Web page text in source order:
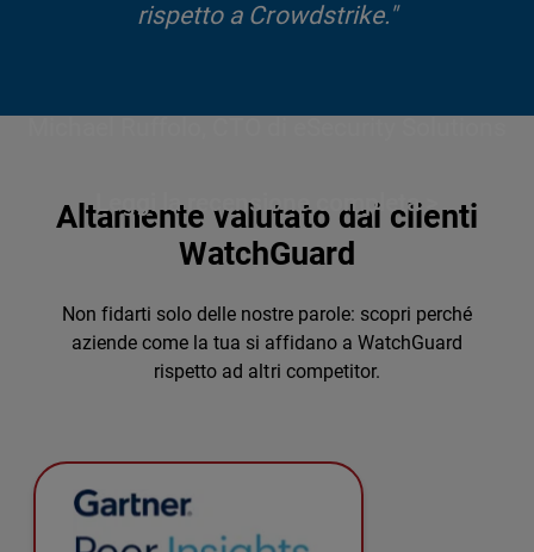
rispetto a Crowdstrike."
Leggi la recensione completa >
Altamente valutato dai clienti
WatchGuard
Non fidarti solo delle nostre parole: scopri perché
aziende come la tua si affidano a WatchGuard
rispetto ad altri competitor.